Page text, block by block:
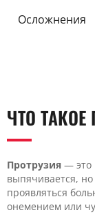
Осложнения
ЧТО ТАКОЕ
Протрузия — это
выпячивается,
проявляться
онемением или